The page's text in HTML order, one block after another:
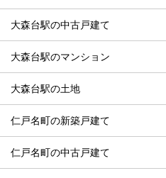
大森台駅の中古戸建て
大森台駅のマンション
大森台駅の土地
仁戸名町の新築戸建て
仁戸名町の中古戸建て